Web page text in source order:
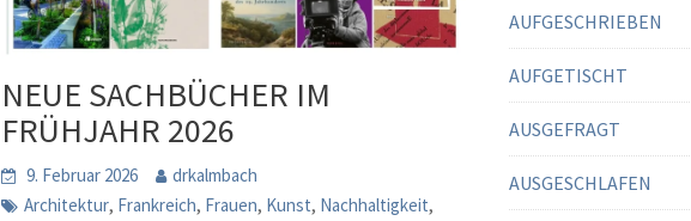
NEUE SACHBÜCHER IM
FRÜHJAHR 2026
9. Februar 2026
drkalmbach
Architektur, Frankreich, Frauen, Kunst, Nachhaltigkeit,
AUFGESCHRIEBEN
AUFGETISCHT
AUSGEFRAGT
AUSGESCHLAFEN